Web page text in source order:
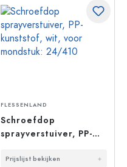
FLESSENLAND
Schroefdop
sprayverstuiver, PP-
mondstuk: 24/410
Prijslijst bekijken